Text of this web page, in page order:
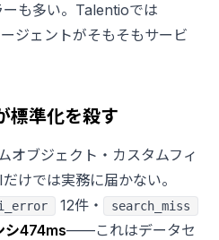
も多い。Talentioでは
ジェントがそもそもサービ
標準化を殺す
オブジェクト・カスタムフィ
けでは実務に届かない。
12件・ search_miss
シ474ms——これはデータセ